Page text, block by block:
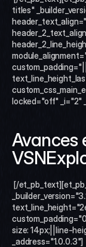
titles"
locked="off" _i="2"
Avances
size: 14px;||line-
_address="1.0.0.3"]